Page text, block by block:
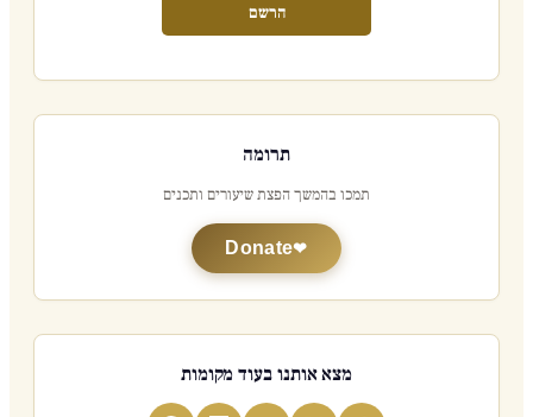
הרשם
תרומה
תמכו בהמשך הפצת שיעורים ותכנים
Donate
מצא אותנו בעוד מקומות